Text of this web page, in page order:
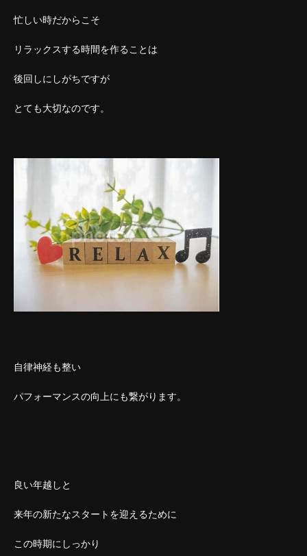
忙しい時だからこそ
リラックスする時間を作ることは
後回しにしがちですが
とても大切なのです。
自律神経も整い
パフォーマンスの向上にも繋がります。
良い年越しと
来年の新たなスタートを迎えるために
この時期にしっかり